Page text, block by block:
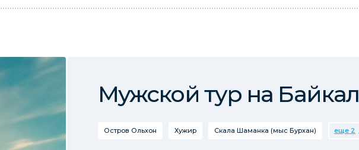
Мужской тур на Байкал
Остров Ольхон Хужир Скала Шаманка (мыс Бурхан) еще 2